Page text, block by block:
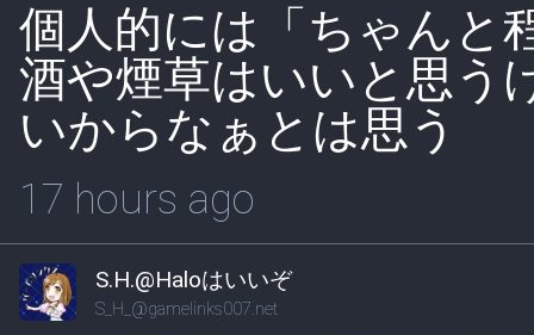
個人的には「ちゃんと
酒や煙草はいいと思う
いからなぁとは思う
17 hours ago
S.H.@Haloはいいぞ
S_H_@gamelinks007.net